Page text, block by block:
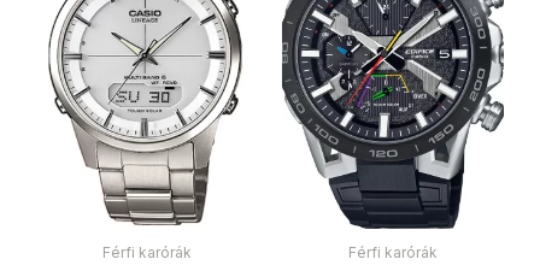
Férfi karórák Férfi karórák